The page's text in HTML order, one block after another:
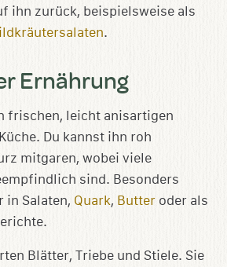
ihn zurück, beispielsweise als
.
Ernährung
frischen, leicht anisartigen
Du kannst ihn roh
mitgaren, wobei viele
sind. Besonders
in Salaten, Quark, Butter oder als
Blätter, Triebe und Stiele. Sie